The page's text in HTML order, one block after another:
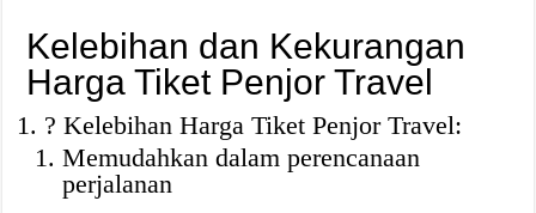
Kelebihan dan Kekurangan
Harga Tiket Penjor Travel
? Kelebihan Harga Tiket Penjor Travel:
Memudahkan dalam perencanaan
perjalanan